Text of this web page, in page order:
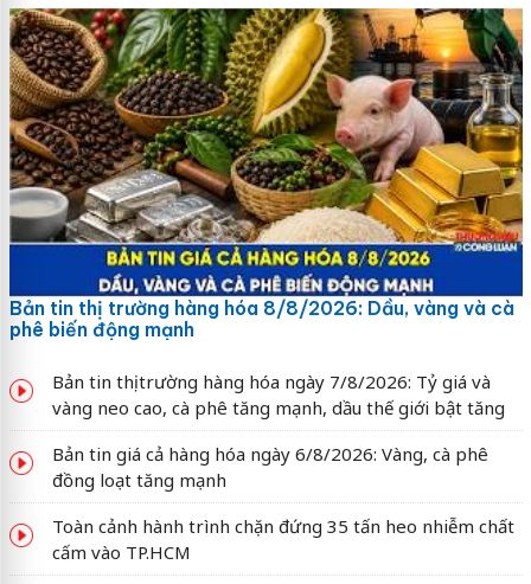
Bản tin thị trường hàng hóa 8/8/2026: Dầu, vàng và cà
phê biến động mạnh
Bản tin thị trường hàng hóa ngày 7/8/2026: Tỷ giá và
vàng neo cao, cà phê tăng mạnh, dầu thế giới bật tăng
Bản tin giá cả hàng hóa ngày 6/8/2026: Vàng, cà phê
đồng loạt tăng mạnh
Toàn cảnh hành trình chặn đứng 35 tấn heo nhiễm chất
cấm vào TP.HCM